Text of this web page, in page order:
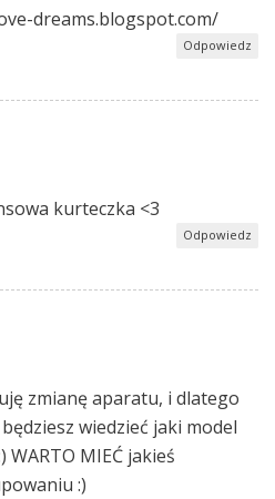
dreams.blogspot.com/
Odpowiedz
kurteczka <3
Odpowiedz
zmianę aparatu, i dlatego
wiedzieć jaki model
WARTO MIEĆ jakieś
:)